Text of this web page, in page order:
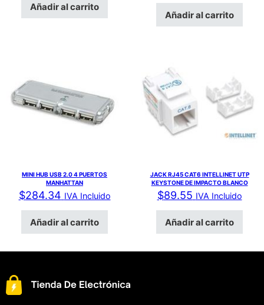
Añadir al carrito
Añadir al carrito
MINI HUB USB 2.0 4 PUERTOS
MANHATTAN
$284.34 IVA Incluido
Añadir al carrito
JACK RJ45 CAT6 INTELLINET UTP
KEYSTONE DE IMPACTO BLANCO
$89.55 IVA Incluido
Añadir al carrito